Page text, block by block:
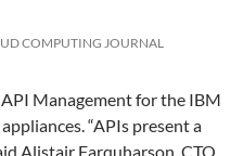
COMPUTING JOURNAL
Management for the IBM
“APIs present a
Alistair Farquharson, CTO